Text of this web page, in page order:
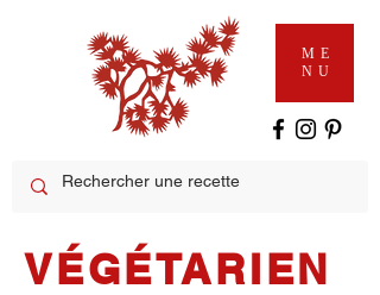
ME
NU
VÉGÉTARIEN